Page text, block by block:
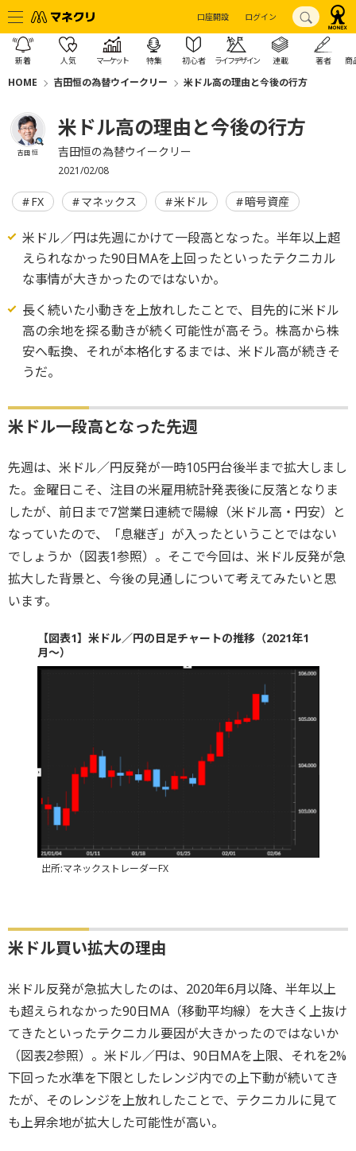
口座開設 ログイン
新着 人気 マーケット 特集 初心者 ライフデザイン 連載 著者 商
HOME 吉田恒の為替ウイークリー 米ドル高の理由と今後の行方
吉田 恒
米ドル高の理由と今後の行方
吉田恒の為替ウイークリー
2021/02/08
FX マネックス 米ドル 暗号資産
米ドル／円は先週にかけて一段高となった。半年以上超
えられなかった90日MAを上回ったといったテクニカル
な事情が大きかったのではないか。
長く続いた小動きを上放れしたことで、目先的に米ドル
高の余地を探る動きが続く可能性が高そう。株高から株
安へ転換、それが本格化するまでは、米ドル高が続きそ
うだ。
米ドル一段高となった先週
先週は、米ドル／円反発が一時105円台後半まで拡大しまし
た。金曜日こそ、注目の米雇用統計発表後に反落となりま
したが、前日まで7営業日連続で陽線（米ドル高・円安）と
なっていたので、「息継ぎ」が入ったということではない
でしょうか（図表1参照）。そこで今回は、米ドル反発が急
拡大した背景と、今後の見通しについて考えてみたいと思
います。
【図表1】米ドル／円の日足チャートの推移（2021年1
月～）
出所:マネックストレーダーFX
米ドル買い拡大の理由
米ドル反発が急拡大したのは、2020年6月以降、半年以上
も超えられなかった90日MA（移動平均線）を大きく上抜け
てきたといったテクニカル要因が大きかったのではないか
（図表2参照）。米ドル／円は、90日MAを上限、それを2%
下回った水準を下限としたレンジ内での上下動が続いてき
たが、そのレンジを上放れしたことで、テクニカルに見て
も上昇余地が拡大した可能性が高い。